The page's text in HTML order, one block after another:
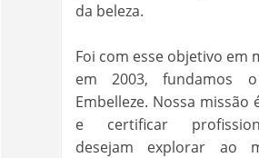
da beleza.
Foi com esse objetivo em
em 2003, fundamos
Embelleze. Nossa missão
e certificar
desejam explorar ao